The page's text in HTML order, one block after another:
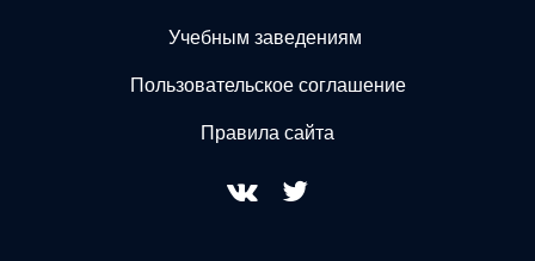
Учебным заведениям
Пользовательское соглашение
Правила сайта